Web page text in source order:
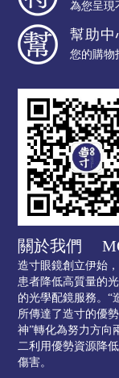
為您呈現
幫助中
您的購物
關於我們
造寸眼鏡創立伊始
患者降低高質量的
的光學配鏡服務。“
所傳達了造寸的優
神”轉化為努力方向
二利用優勢資源降
傷害。